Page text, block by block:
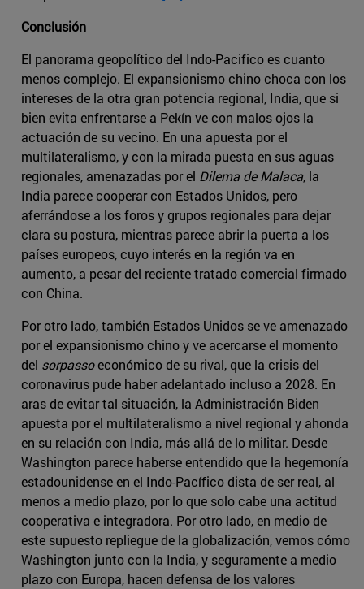
Conclusión
El panorama geopolítico del Indo-Pacifico es cuanto
menos complejo. El expansionismo chino choca con los
intereses de la otra gran potencia regional, India, que si
bien evita enfrentarse a Pekín ve con malos ojos la
actuación de su vecino. En una apuesta por el
multilateralismo, y con la mirada puesta en sus aguas
regionales, amenazadas por el Dilema de Malaca, la
India parece cooperar con Estados Unidos, pero
aferrándose a los foros y grupos regionales para dejar
clara su postura, mientras parece abrir la puerta a los
países europeos, cuyo interés en la región va en
aumento, a pesar del reciente tratado comercial firmado
con China.
Por otro lado, también Estados Unidos se ve amenazado
por el expansionismo chino y ve acercarse el momento
del sorpassoeconómico de su rival, que la crisis del
coronavirus pude haber adelantado incluso a 2028. En
aras de evitar tal situación, la Administración Biden
apuesta por el multilateralismo a nivel regional y ahonda
en su relación con India, más allá de lo militar. Desde
Washington parece haberse entendido que la hegemonía
estadounidense en el Indo-Pacífico dista de ser real, al
menos a medio plazo, por lo que solo cabe una actitud
cooperativa e integradora. Por otro lado, en medio de
este supuesto repliegue de la globalización, vemos cómo
Washington junto con la India, y seguramente a medio
plazo con Europa, hacen defensa de los valores